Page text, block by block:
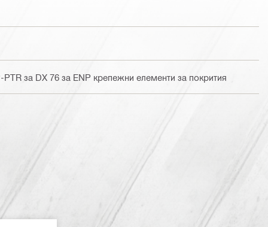
за DX 76 за ENP крепежни елементи за покрития